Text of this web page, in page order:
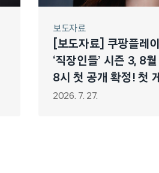
보도자료
[보도자료] 쿠팡플레
‘직장인들’ 시즌 3, 8
8시 첫 공개 확정! 첫
출격!
2026. 7. 27.